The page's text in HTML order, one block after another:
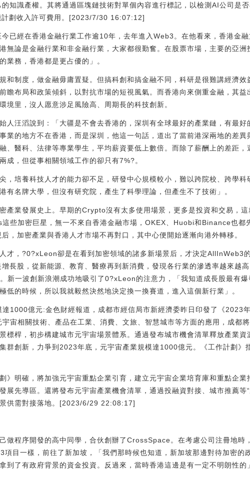
知識產權。其將通過區塊鏈技術對單個內容進行標記，以檢測AI公司是
劃收入許可費用。[2023/7/30 16:07:12]
已經在香港金融行業工作逾10年，去年進入Web3。在他看來，香港金
無論是金融行業和非金融行業，大家都很勤奮。在股票市場，主要的亞洲
業務，香港都是更占優的」。
和制度，做金融毋庸置疑。但搞科創和搞金融不同，科研是很難講經濟效
瞻布局和政策傾斜，以對抗市場的短視風氣。而香港向來側重金融，其益
境里，沒人愿意涉足風險高、周期長的科技創新。
人汪滔說到：「大疆是不會去香港的，深圳有全球最好的產業鏈，有最好
業的地方不在香港，而是深圳，他這一句話，道出了當前港深兩地的差異
、醫科、法律等專業學生，平均薪資要低上數倍。而除了薪酬上的差距，
成，但從事相關領域工作的卻只有7%?。
，培養科技人才的能力卻不足，研發中心規模較小，難以跨院校、跨學科
有名牌大學，但沒有研究院，產生了科學理論，但產生不了技術」。
產業發展史上。早期的Crypto沒有太多使用場景，更多是投資和交易，這
些加密巨星，無一不來自香港金融市場，OKEX、Huobi和Binance也都
，加密產業與香港人才市場不再對口，其中心便開始逐漸向港外轉移。
才，?0?xLeon卻是在看到加密領域的諸多新場景后，才決定AllInWeb3
長股，從新能源、教育、醫療再到新消費，發現各行業的滲透率越來越
新一波創新浪潮成功地吸引了0?xLeon的注意力，「我知道成長股最有爆
低的時候，所以我就毅然決然地決定換一換賽道，進入這個新行業」。
1000億元:金色財經報道，成都市經信局市新經濟委昨日印發了《2023
宙相關技術、產品在工業、消費、文旅、智慧城市等方面的應用，成都
標桿，初步構建城市元宇宙場景體系。通過發布城市機會清單釋放產業資
群創新，力爭到2023年底，元宇宙產業規模達1000億元。《工作計劃》
》明確，將加強元宇宙重點企業引育，建立元宇宙企業培育庫和重點企業
展先導區。還將發布元宇宙產業機會清單，通過投融資對接、城市推薦等
供需對接落地。[2023/6/29 22:08:17]
做程序開發的高中同學，合伙創辦了CrossSpace。在考慮公司注冊地時
目一樣，前往了新加坡，「我們那時候也知道，新加坡那邊對待加密的
到了有政府背景的資金投資。反過來，當時香港這邊是有一定不明朗性的